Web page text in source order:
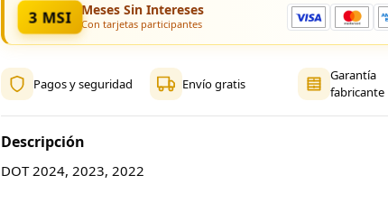
3 MSI Meses Sin Intereses
Con tarjetas participantes
Pagos y seguridad Envío gratis
Garantía
fabricante
Descripción
DOT 2024, 2023, 2022